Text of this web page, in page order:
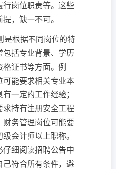
行岗位职责等。这些
，缺一不可。
根据不同岗位的特
包括专业背景、学历
证书等方面。例
可能要求相关专业本
一定的工作经验；
求持有注册安全工程
财务管理岗位可能要
会计师以上职称。
细阅读招聘公告中
己符合所有条件，避